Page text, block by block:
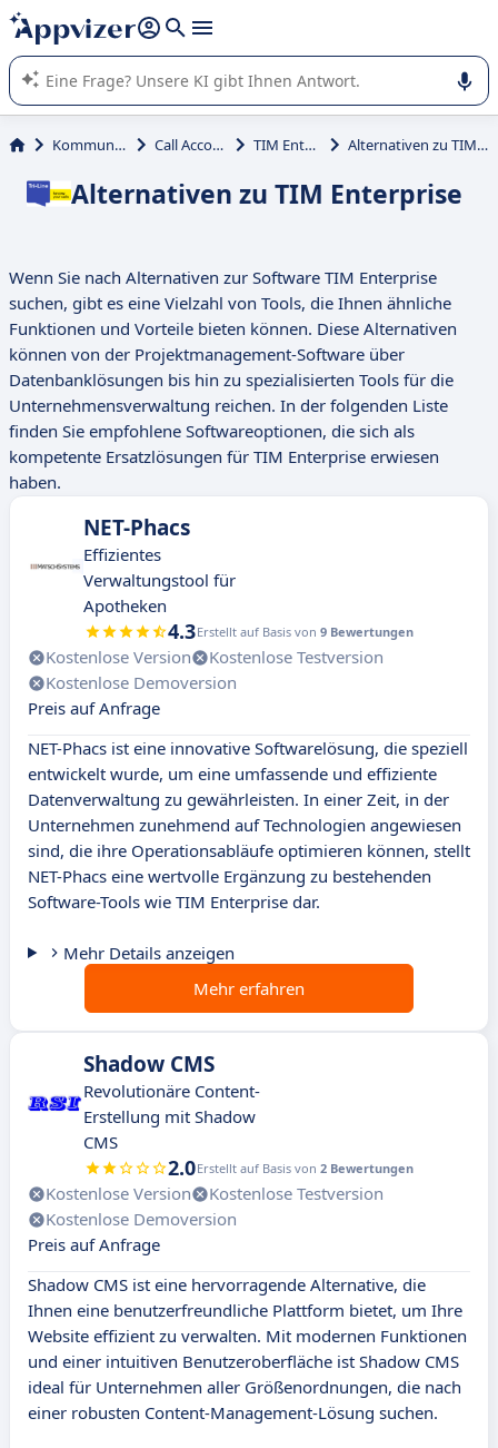
beantworten (mehrere Zeilen mit
Die KI von Appvizer führt Sie bei der Nutzung oder Auswahl
von SaaS-Software in Unternehmen.
Kommunikation Call Accounting TIM Enterprise Alternativen zu TIM Enterprise
Alternativen zu TIM Enterprise
Wenn Sie nach Alternativen zur Software TIM Enterprise
suchen, gibt es eine Vielzahl von Tools, die Ihnen ähnliche
Funktionen und Vorteile bieten können. Diese Alternativen
können von der Projektmanagement-Software über
Datenbanklösungen bis hin zu spezialisierten Tools für die
Unternehmensverwaltung reichen. In der folgenden Liste
finden Sie empfohlene Softwareoptionen, die sich als
kompetente Ersatzlösungen für TIM Enterprise erwiesen
haben.
NET-Phacs
Effizientes
Verwaltungstool für
Apotheken
4.3Erstellt auf Basis von 9 Bewertungen
Kostenlose Version
Kostenlose Testversion
Kostenlose Demoversion
Preis auf Anfrage
NET-Phacs ist eine innovative Softwarelösung, die speziell
entwickelt wurde, um eine umfassende und effiziente
Datenverwaltung zu gewährleisten. In einer Zeit, in der
Unternehmen zunehmend auf Technologien angewiesen
sind, die ihre Operationsabläufe optimieren können, stellt
NET-Phacs eine wertvolle Ergänzung zu bestehenden
Software-Tools wie TIM Enterprise dar.
Mehr Details anzeigen
Mehr erfahren
Shadow CMS
Revolutionäre Content-
Erstellung mit Shadow
CMS
2.0Erstellt auf Basis von 2 Bewertungen
Kostenlose Version
Kostenlose Testversion
Kostenlose Demoversion
Preis auf Anfrage
Shadow CMS ist eine hervorragende Alternative, die
Ihnen eine benutzerfreundliche Plattform bietet, um Ihre
Website effizient zu verwalten. Mit modernen Funktionen
und einer intuitiven Benutzeroberfläche ist Shadow CMS
ideal für Unternehmen aller Größenordnungen, die nach
einer robusten Content-Management-Lösung suchen.